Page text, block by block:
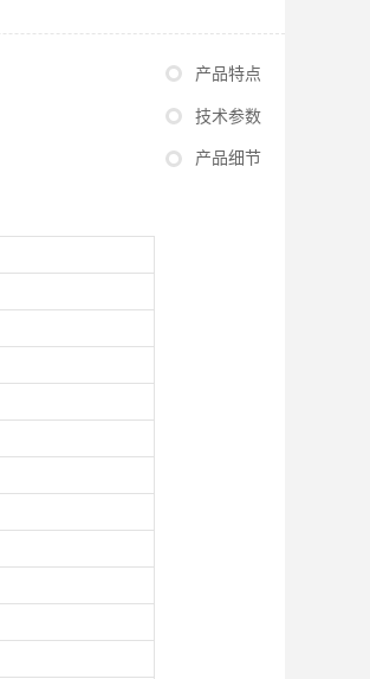
产品特点
技术参数
产品细节